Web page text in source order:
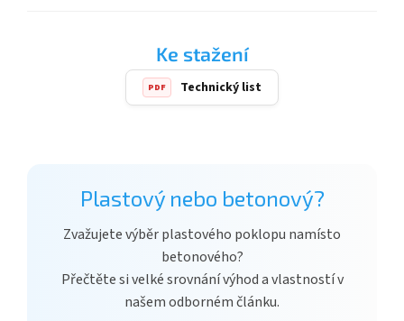
Ke stažení
PDF Technický list
Plastový nebo betonový?
Zvažujete výběr plastového poklopu namísto
betonového?
Přečtěte si velké srovnání výhod a vlastností v
našem odborném článku.